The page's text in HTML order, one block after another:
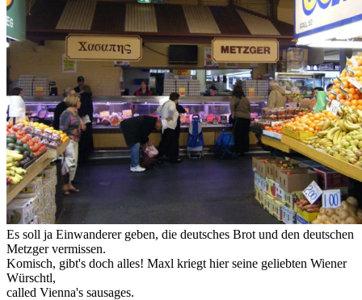
Es soll ja Einwanderer geben, die deutsches Brot und den deutschen
Metzger vermissen.
Komisch, gibt's doch alles! Maxl kriegt hier seine geliebten Wiener
Würschtl,
called Vienna's sausages.